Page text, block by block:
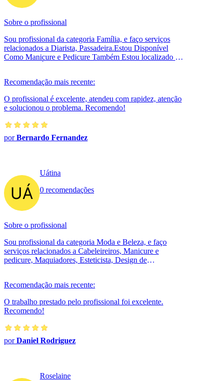
Sobre o profissional
Sou profissional da categoria Família, e faço serviços
relacionados a Diarista, Passadeira.Estou Disponível
Como Manicure e Pedicure Também Estou localizado no
Recomendação mais recente:
O profissional é excelente, atendeu com rapidez, atenção
e solucionou o problema. Recomendo!
porBernardo Fernandez
Uátina
0 recomendações
Sobre o profissional
Sou profissional da categoria Moda e Beleza, e faço
serviços relacionados a Cabeleireiros, Manicure e
pedicure, Maquiadores, Esteticista, Design de
Recomendação mais recente:
O trabalho prestado pelo profissional foi excelente.
Recomendo!
porDaniel Rodriguez
Roselaine